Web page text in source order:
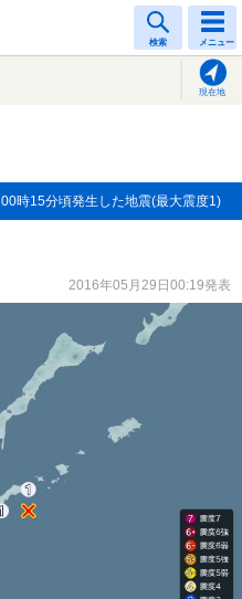
検索 メニュー
現在地
00時15分頃発生した地震(最大震度1)
2016年05月29日00:19発表